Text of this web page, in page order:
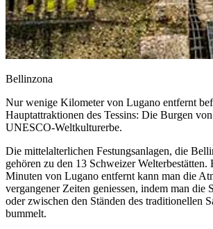
Bellinzona
Nur wenige Kilometer von Lugano entfernt
Hauptattraktionen des Tessins: Die Burgen
UNESCO-Weltkulturerbe.
Die mittelalterlichen Festungsanlagen, die
gehören zu den 13 Schweizer
Minuten von Lugano entfernt kann man die
vergangener Zeiten geniessen, indem man die
oder zwischen den Ständen des traditionellen
bummelt.